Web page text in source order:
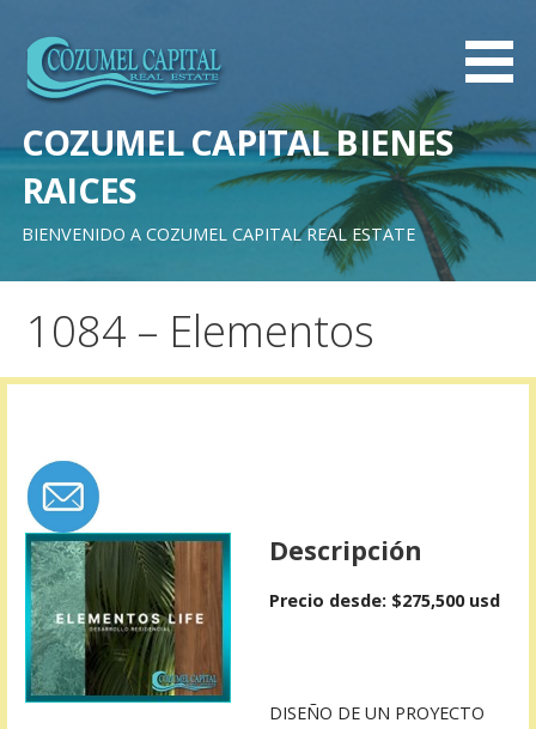
contenido
COZUMEL CAPITAL BIENES
RAICES
BIENVENIDO A COZUMEL CAPITAL REAL ESTATE
1084 – Elementos
Descripción
Precio desde: $275,500 usd
DISEÑO DE UN PROYECTO